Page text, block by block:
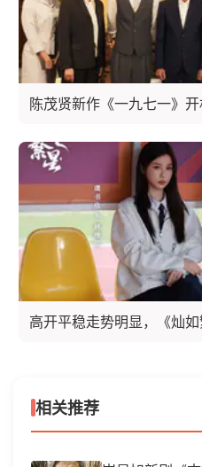
陈茂贤新作《一九七一》开
高开平稳走势明显，《灿
相关推荐